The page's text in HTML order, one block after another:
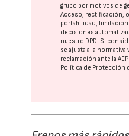
grupo por motivos de
Acceso, rectificación,
portabilidad,
decisiones
nuestro DPD . Si
se ajusta a la
reclamación ante la
Política de Protección